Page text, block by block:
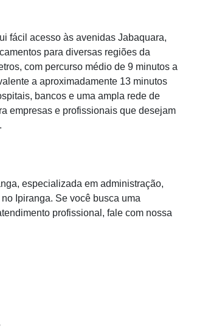
fácil acesso às avenidas Jabaquara,
para diversas regiões da
com percurso médio de 9 minutos a
a aproximadamente 13 minutos
bancos e uma ampla rede de
empresas e profissionais que desejam
especializada em administração,
Ipiranga. Se você busca uma
profissional, fale com nossa